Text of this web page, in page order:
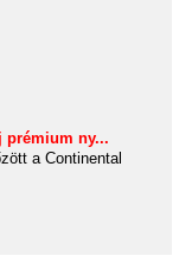
prémium ny...
a Continental